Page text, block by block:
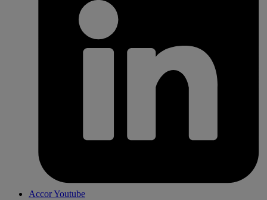
Accor Youtube